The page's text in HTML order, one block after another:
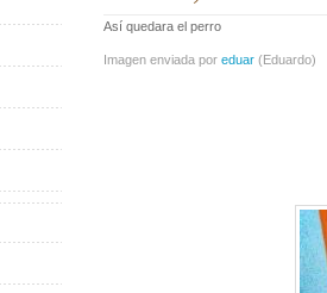
Así quedara el perro
Imagen enviada por eduar (Eduardo)